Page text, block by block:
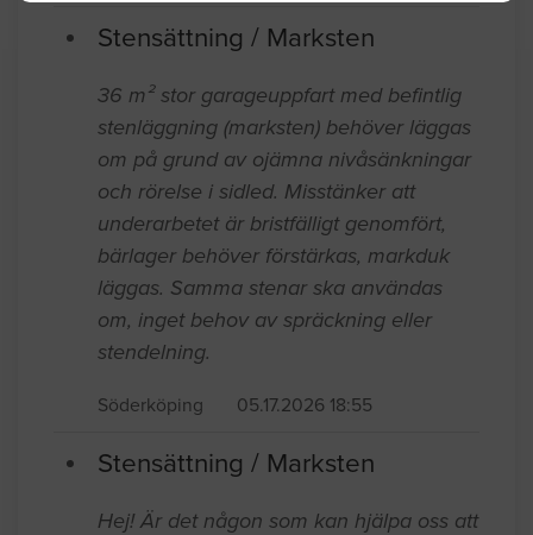
Stensättning / Marksten
36 m² stor garageuppfart med befintlig
stenläggning (marksten) behöver läggas
om på grund av ojämna nivåsänkningar
och rörelse i sidled. Misstänker att
underarbetet är bristfälligt genomfört,
bärlager behöver förstärkas, markduk
läggas. Samma stenar ska användas
om, inget behov av spräckning eller
stendelning.
Söderköping 05.17.2026 18:55
Stensättning / Marksten
Hej! Är det någon som kan hjälpa oss att